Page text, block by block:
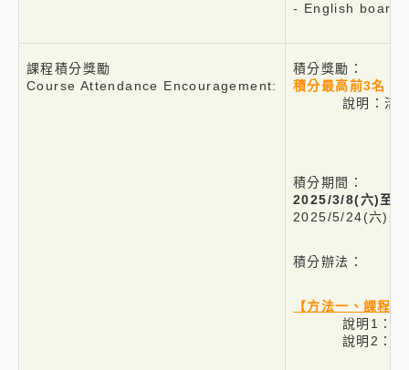
- English board
課程積分獎勵
Course Attendance Encouragement:
積分獎勵：
積分最高前3名，
說明：活動結
積分期間：
2025/3/8(六)至
2025/5/24(六)最
積分辦法：
【方法一、課程
說明1：心得
說明2：網址